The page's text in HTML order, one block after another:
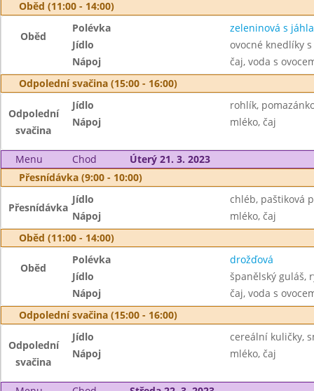
Oběd (11:00 - 14:00)
Oběd
Polévka
zeleninová s
Jídlo
ovocné knedlíky
Nápoj
čaj, voda s
Odpolední svačina (15:00 - 16:00)
Odpolední
svačina
Jídlo
rohlík,
Nápoj
mléko, čaj
Menu Chod
Úterý 21. 3. 2023
Přesnídávka (9:00 - 10:00)
Přesnídávka
Jídlo
chléb, paštiková
Nápoj
mléko, čaj
Oběd (11:00 - 14:00)
Oběd
Polévka
drožďová
Jídlo
španělský guláš,
Nápoj
čaj, voda s
Odpolední svačina (15:00 - 16:00)
Odpolední
svačina
Jídlo
cereální kuličky,
Nápoj
mléko, čaj